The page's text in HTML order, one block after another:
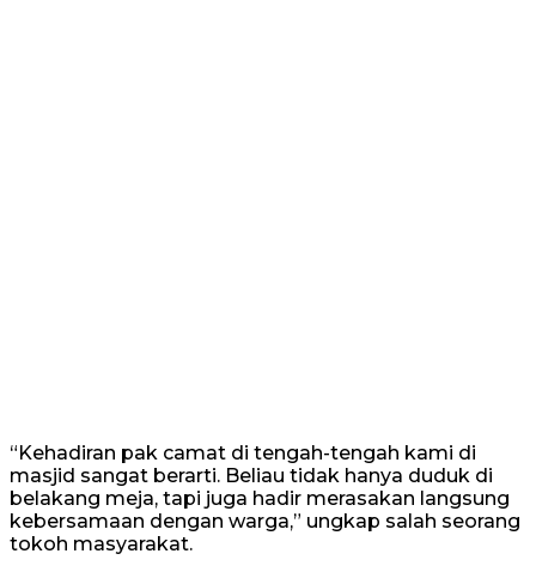
“Kehadiran pak camat di tengah-tengah kami di
masjid sangat berarti. Beliau tidak hanya duduk di
belakang meja, tapi juga hadir merasakan langsung
kebersamaan dengan warga,” ungkap salah seorang
tokoh masyarakat.